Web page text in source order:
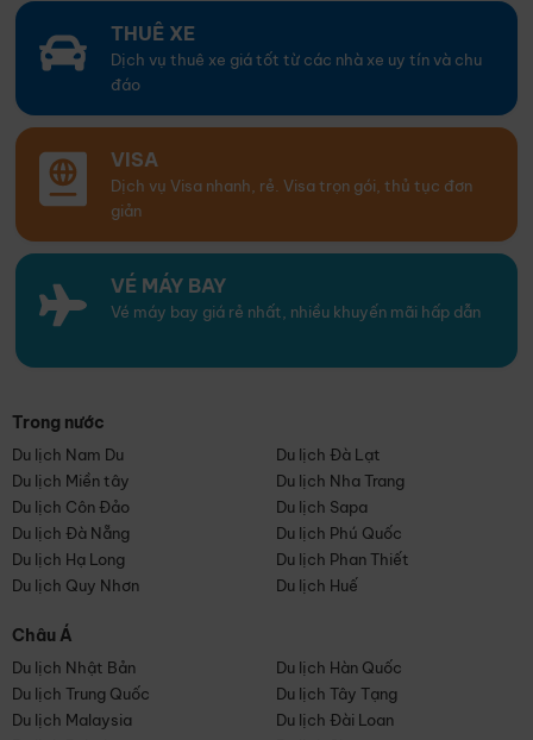
THUÊ XE
Dịch vụ thuê xe giá tốt từ các nhà xe uy tín và chu
đáo
VISA
Dịch vụ Visa nhanh, rẻ. Visa trọn gói, thủ tục đơn
giản
VÉ MÁY BAY
Vé máy bay giá rẻ nhất, nhiều khuyến mãi hấp dẫn
Trong nước
Du lịch Nam Du
Du lịch Đà Lạt
Du lịch Miền tây
Du lịch Nha Trang
Du lịch Côn Đảo
Du lịch Sapa
Du lịch Đà Nẵng
Du lịch Phú Quốc
Du lịch Hạ Long
Du lịch Phan Thiết
Du lịch Quy Nhơn
Du lịch Huế
Châu Á
Du lịch Nhật Bản
Du lịch Hàn Quốc
Du lịch Trung Quốc
Du lịch Tây Tạng
Du lịch Malaysia
Du lịch Đài Loan